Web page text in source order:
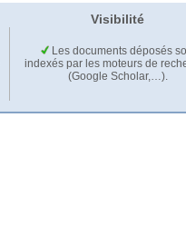
Visibilité
Les documents déposés
indexés par les moteurs de
(Google Scholar,…).